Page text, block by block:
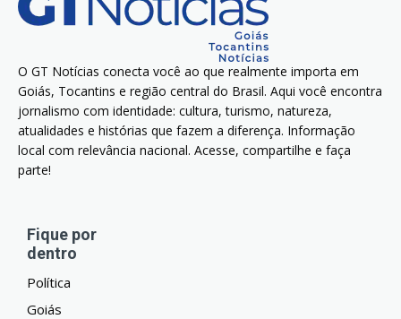
O GT Notícias conecta você ao que realmente importa em
Goiás, Tocantins e região central do Brasil. Aqui você encontra
jornalismo com identidade: cultura, turismo, natureza,
atualidades e histórias que fazem a diferença. Informação
local com relevância nacional. Acesse, compartilhe e faça
parte!
Fique por
dentro
Política
Goiás